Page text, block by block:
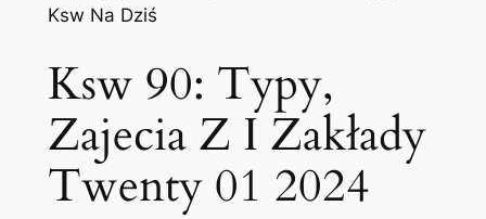
Ksw Na Dziś
Ksw 90: Typy,
Zajecia Z I Zakłady
Twenty 01 2024